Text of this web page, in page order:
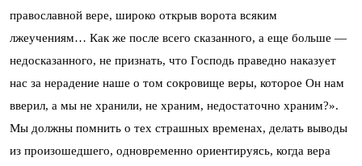
православной вере, широко открыв ворота всяким
лжеучениям… Как же после всего сказанного, а еще больше —
недосказанного, не признать, что Господь праведно наказует
нас за нерадение наше о том сокровище веры, которое Он нам
вверил, а мы не хранили, не храним, недостаточно храним?».
Мы должны помнить о тех страшных временах, делать выводы
из произошедшего, одновременно ориентируясь, когда вера